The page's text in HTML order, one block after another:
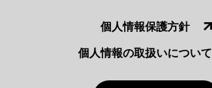
個人情報保護方針
個人情報の取扱いについて